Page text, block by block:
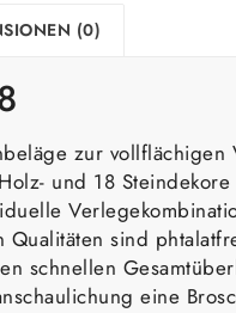
(0)
zur
und 18
sind
schnellen
eine